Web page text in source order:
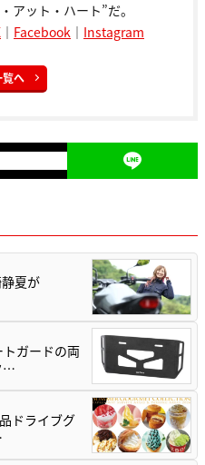
アット・ハート”だ。
｜ Facebook ｜ Instagram
覧へ
夏が
トガードの両
…
ドライブグ